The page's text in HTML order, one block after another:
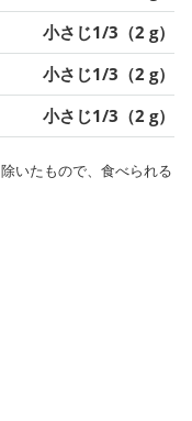
小さじ1/3（2 g）
小さじ1/3（2 g）
小さじ1/3（2 g）
いたもので、食べられる